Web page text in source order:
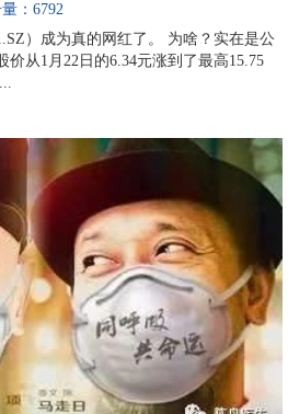
：6792
）成为真的网红了。 为啥？实在是公
价从1月22日的6.34元涨到了最高15.75